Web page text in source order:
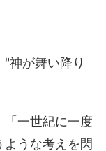
"神が舞い降り
一世紀に一度
うな考えを閃